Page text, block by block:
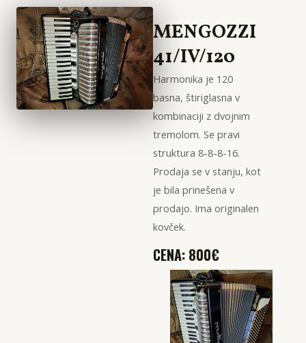
MENGOZZI
41/IV/120
Harmonika je 120
basna, štiriglasna v
kombinaciji z dvojnim
tremolom. Se pravi
struktura 8-8-8-16.
Prodaja se v stanju, kot
je bila prinešena v
prodajo. Ima originalen
kovček.
CENA: 800€